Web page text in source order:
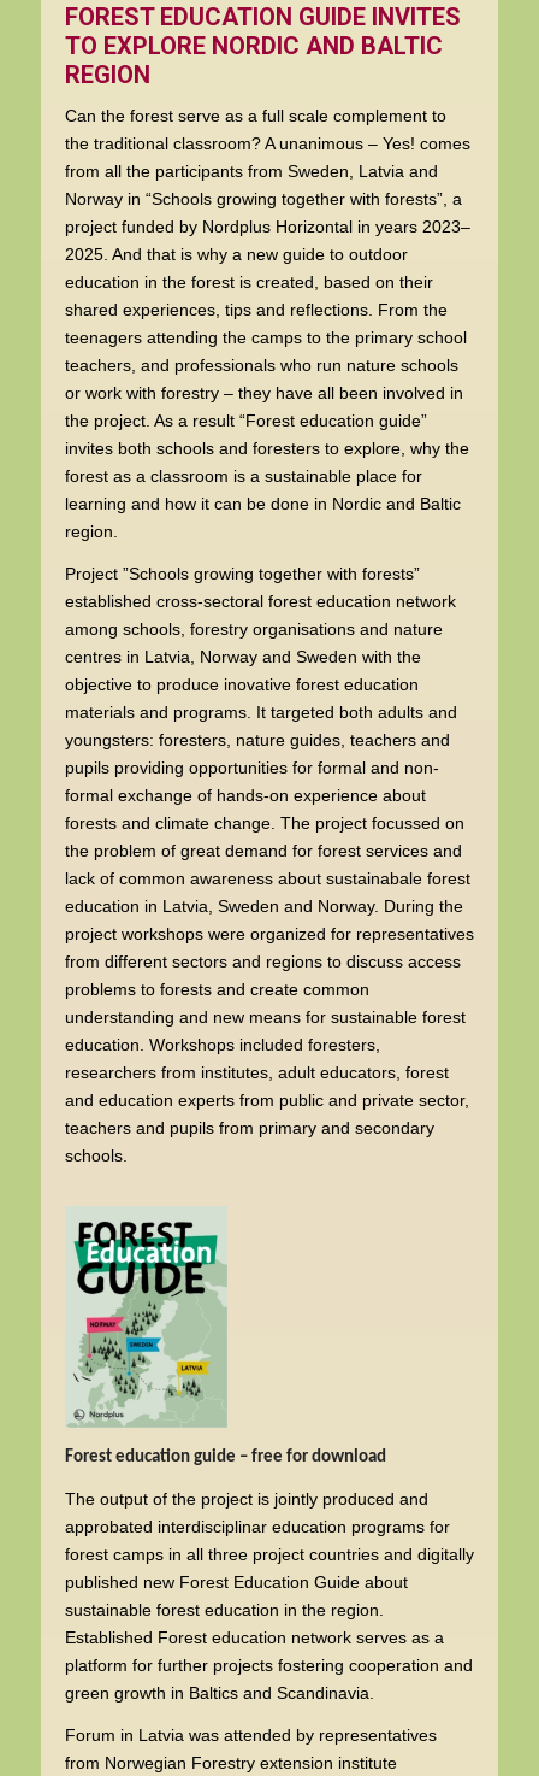
FOREST EDUCATION GUIDE INVITES
TO EXPLORE NORDIC AND BALTIC
REGION
Can the forest serve as a full scale complement to
the traditional classroom? A unanimous – Yes! comes
from all the participants from Sweden, Latvia and
Norway in “Schools growing together with forests”, a
project funded by Nordplus Horizontal in years 2023–
2025. And that is why a new guide to outdoor
education in the forest is created, based on their
shared experiences, tips and reflections. From the
teenagers attending the camps to the primary school
teachers, and professionals who run nature schools
or work with forestry – they have all been involved in
the project. As a result “Forest education guide”
invites both schools and foresters to explore, why the
forest as a classroom is a sustainable place for
learning and how it can be done in Nordic and Baltic
region.
Project ”Schools growing together with forests”
established cross-sectoral forest education network
among schools, forestry organisations and nature
centres in Latvia, Norway and Sweden with the
objective to produce inovative forest education
materials and programs. It targeted both adults and
youngsters: foresters, nature guides, teachers and
pupils providing opportunities for formal and non-
formal exchange of hands-on experience about
forests and climate change. The project focussed on
the problem of great demand for forest services and
lack of common awareness about sustainabale forest
education in Latvia, Sweden and Norway. During the
project workshops were organized for representatives
from different sectors and regions to discuss access
problems to forests and create common
understanding and new means for sustainable forest
education. Workshops included foresters,
researchers from institutes, adult educators, forest
and education experts from public and private sector,
teachers and pupils from primary and secondary
schools.
Forest education guide – free for download
The output of the project is jointly produced and
approbated interdisciplinar education programs for
forest camps in all three project countries and digitally
published new Forest Education Guide about
sustainable forest education in the region.
Established Forest education network serves as a
platform for further projects fostering cooperation and
green growth in Baltics and Scandinavia.
Forum in Latvia was attended by representatives
from Norwegian Forestry extension institute